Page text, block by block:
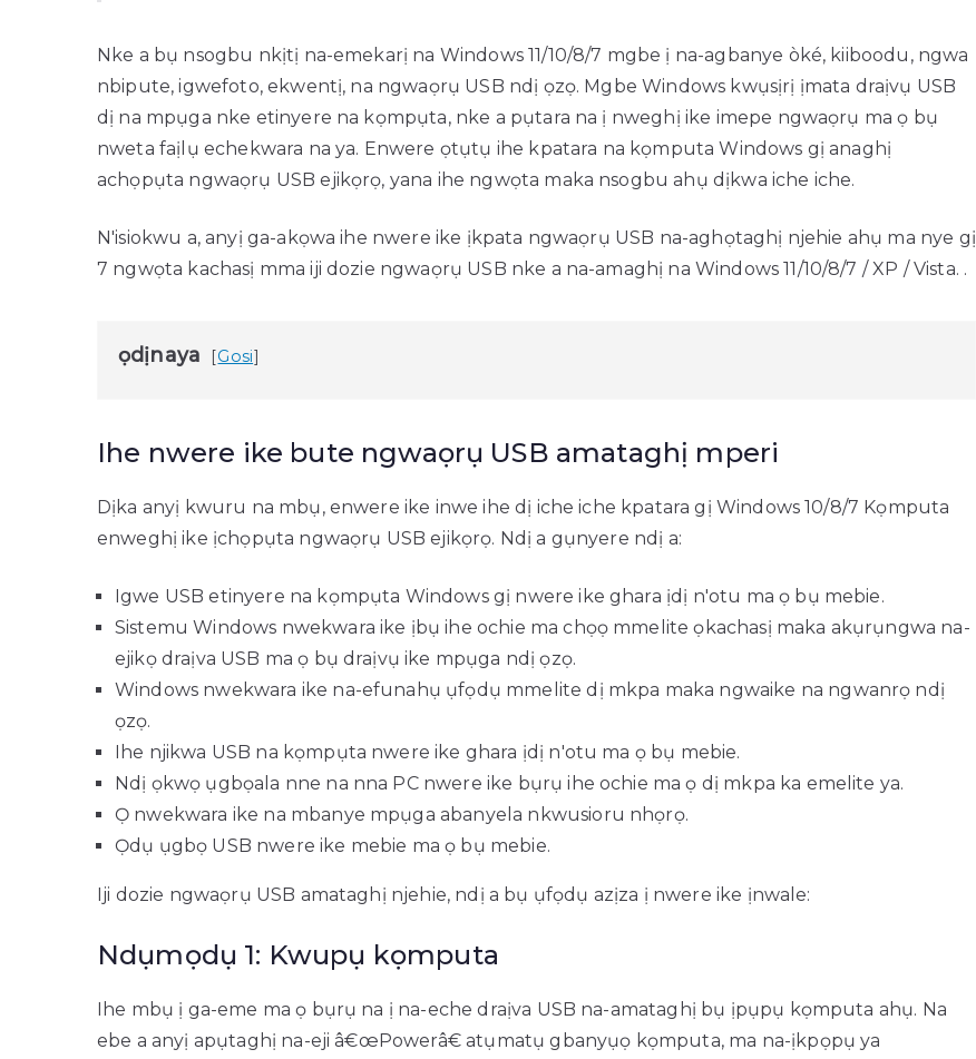
Nke a bụ nsogbu nkịtị na-emekarị na Windows 11/10/8/7 mgbe ị na-agbanye òké, kiiboodu, ngwa
nbipute, igwefoto, ekwentị, na ngwaọrụ USB ndị ọzọ. Mgbe Windows kwụsịrị ịmata draịvụ USB
dị na mpụga nke etinyere na kọmpụta, nke a pụtara na ị nweghị ike imepe ngwaọrụ ma ọ bụ
nweta faịlụ echekwara na ya. Enwere ọtụtụ ihe kpatara na kọmputa Windows gị anaghị
achọpụta ngwaọrụ USB ejikọrọ, yana ihe ngwọta maka nsogbu ahụ dịkwa iche iche.
N'isiokwu a, anyị ga-akọwa ihe nwere ike ịkpata ngwaọrụ USB na-aghọtaghị njehie ahụ ma nye gị
7 ngwọta kachasị mma iji dozie ngwaọrụ USB nke a na-amaghị na Windows 11/10/8/7 / XP / Vista. .
ọdịnaya Gosi
Ihe nwere ike bute ngwaọrụ USB amataghị mperi
Dịka anyị kwuru na mbụ, enwere ike inwe ihe dị iche iche kpatara gị Windows 10/8/7 Kọmputa
enweghị ike ịchọpụta ngwaọrụ USB ejikọrọ. Ndị a gụnyere ndị a:
Igwe USB etinyere na kọmpụta Windows gị nwere ike ghara ịdị n'otu ma ọ bụ mebie.
Sistemu Windows nwekwara ike ịbụ ihe ochie ma chọọ mmelite ọkachasị maka akụrụngwa na-
ejikọ draịva USB ma ọ bụ draịvụ ike mpụga ndị ọzọ.
Windows nwekwara ike na-efunahụ ụfọdụ mmelite dị mkpa maka ngwaike na ngwanrọ ndị
ọzọ.
Ihe njikwa USB na kọmpụta nwere ike ghara ịdị n'otu ma ọ bụ mebie.
Ndị ọkwọ ụgbọala nne na nna PC nwere ike bụrụ ihe ochie ma ọ dị mkpa ka emelite ya.
Ọ nwekwara ike na mbanye mpụga abanyela nkwusioru nhọrọ.
Ọdụ ụgbọ USB nwere ike mebie ma ọ bụ mebie.
Iji dozie ngwaọrụ USB amataghị njehie, ndị a bụ ụfọdụ azịza ị nwere ike ịnwale:
Ndụmọdụ 1: Kwupụ kọmputa
Ihe mbụ ị ga-eme ma ọ bụrụ na ị na-eche draịva USB na-amataghị bụ ịpụpụ kọmputa ahụ. Na
ebe a anyị apụtaghị na-eji â€œPowerâ€ atụmatụ gbanyụọ kọmputa, ma na-ịkpọpụ ya